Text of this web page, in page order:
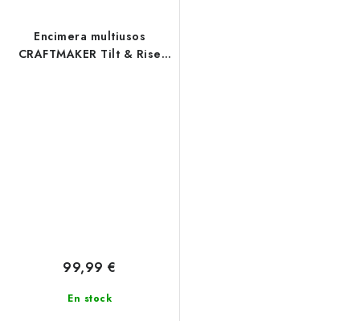
Encimera multiusos
CRAFTMAKER Tilt & Rise
En stock
99,99 €